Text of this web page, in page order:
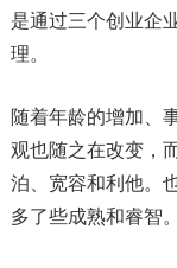
是通过三个创业企
理。
随着年龄的增加、
观也随之在改变，
泊、宽容和利他。
多了些成熟和睿智。